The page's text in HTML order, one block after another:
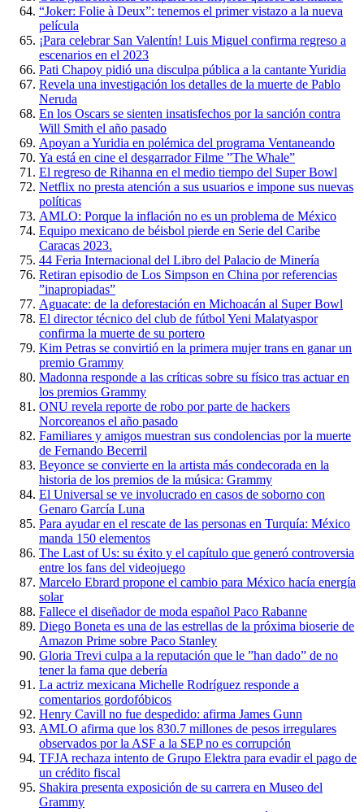
“Joker: Folie à Deux”: tenemos el primer vistazo a la nueva
película
¡Para celebrar San Valentín! Luis Miguel confirma regreso a
escenarios en el 2023
Pati Chapoy pidió una disculpa pública a la cantante Yuridia
Revela una investigación los detalles de la muerte de Pablo
Neruda
En los Oscars se sienten insatisfechos por la sanción contra
Will Smith el año pasado
Apoyan a Yuridia en polémica del programa Ventaneando
Ya está en cine el desgarrador Filme ”The Whale”
El regreso de Rihanna en el medio tiempo del Super Bowl
Netflix no presta atención a sus usuarios e impone sus nuevas
políticas
AMLO: Porque la inflación no es un problema de México
Equipo mexicano de béisbol pierde en Serie del Caribe
Caracas 2023.
44 Feria Internacional del Libro del Palacio de Minería
Retiran episodio de Los Simpson en China por referencias
”inapropiadas”
Aguacate: de la deforestación en Michoacán al Super Bowl
El director técnico del club de fútbol Yeni Malatyaspor
confirma la muerte de su portero
Kim Petras se convirtió en la primera mujer trans en ganar un
premio Grammy
Madonna responde a las críticas sobre su físico tras actuar en
los premios Grammy
ONU revela reporte de robo por parte de hackers
Norcoreanos el año pasado
Familiares y amigos muestran sus condolencias por la muerte
de Fernando Becerril
Beyonce se convierte en la artista más condecorada en la
historia de los premios de la música: Grammy
El Universal se ve involucrado en casos de soborno con
Genaro García Luna
Para ayudar en el rescate de las personas en Turquía: México
manda 150 elementos
The Last of Us: su éxito y el capítulo que generó controversia
entre los fans del videojuego
Marcelo Ebrard propone el cambio para México hacía energía
solar
Fallece el diseñador de moda español Paco Rabanne
Diego Boneta es una de las estrellas de la próxima bioserie de
Amazon Prime sobre Paco Stanley
Gloria Trevi culpa a la reputación que le ”han dado” de no
tener la fama que debería
La actriz mexicana Michelle Rodríguez responde a
comentarios gordofóbicos
Henry Cavill no fue despedido: afirma James Gunn
AMLO afirma que los 830.7 millones de pesos irregulares
observados por la ASF a la SEP no es corrupción
TFJA rechaza intento de Grupo Elektra para evadir el pago de
un crédito fiscal
Shakira presenta exposición de su carrera en Museo del
Grammy